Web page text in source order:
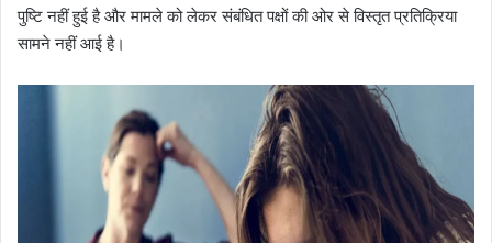
पुष्टि नहीं हुई है और मामले को लेकर संबंधित पक्षों की ओर से विस्तृत प्रतिक्रिया
सामने नहीं आई है।